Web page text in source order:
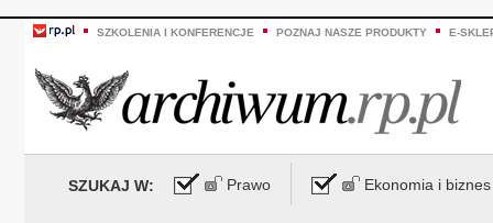
SZKOLENIA I KONFERENCJE POZNAJ NASZE PRODUKTY E-
SZUKAJ W: Prawo Ekonomia i biznes